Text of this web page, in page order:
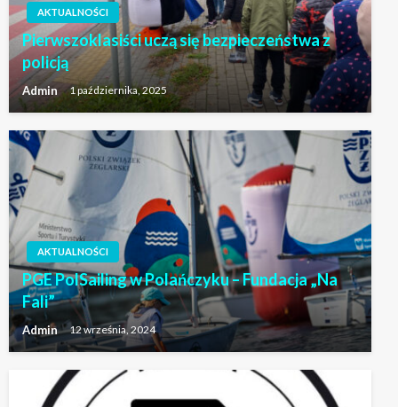
AKTUALNOŚCI
Pierwszoklasiści uczą się bezpieczeństwa z
policją
Admin 1 października, 2025
AKTUALNOŚCI
PGE PolSailing w Polańczyku – Fundacja „Na
Fali”
Admin 12 września, 2024